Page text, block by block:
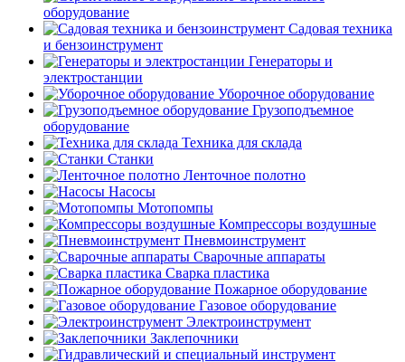
оборудование
Садовая техника
и бензоинструмент
Генераторы и
электростанции
Уборочное оборудование
Грузоподъемное
оборудование
Техника для склада
Станки
Ленточное полотно
Насосы
Мотопомпы
Компрессоры воздушные
Пневмоинструмент
Сварочные аппараты
Сварка пластика
Пожарное оборудование
Газовое оборудование
Электроинструмент
Заклепочники